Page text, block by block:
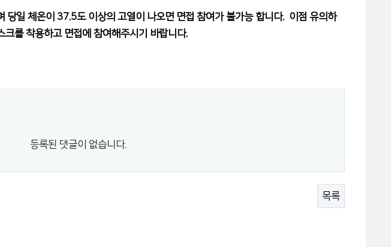
일 체온이 37.5도 이상의 고열이 나오면 면접 참여가 불가능 합니다. 이점 유의하
를 착용하고 면접에 참여해주시기 바랍니다.
등록된 댓글이 없습니다.
목록